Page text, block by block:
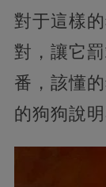
對于這樣
對，讓它
番，該懂
的狗狗說